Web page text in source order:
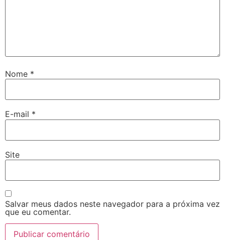
Nome *
E-mail *
Site
Salvar meus dados neste navegador para a próxima vez
que eu comentar.